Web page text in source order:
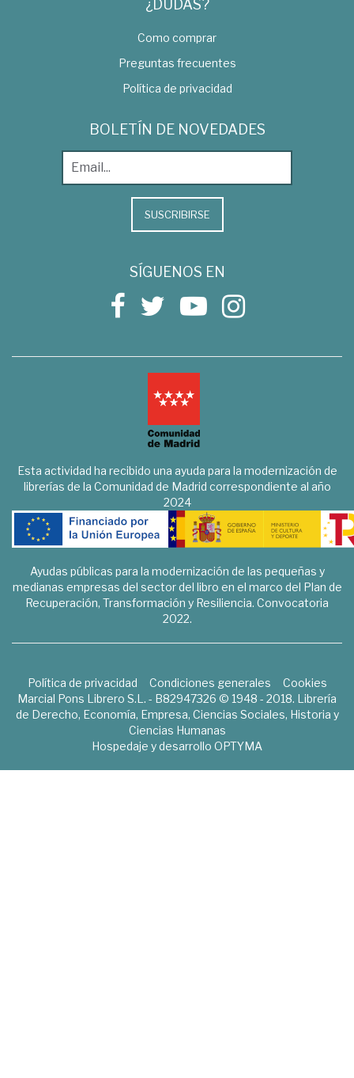
¿DUDAS?
Como comprar
Preguntas frecuentes
Política de privacidad
BOLETÍN DE NOVEDADES
SUSCRIBIRSE
SÍGUENOS EN
Esta actividad ha recibido una ayuda para la modernización de
librerías de la Comunidad de Madrid correspondiente al año
2024
Ayudas públicas para la modernización de las pequeñas y
medianas empresas del sector del libro en el marco del Plan de
Recuperación, Transformación y Resiliencia. Convocatoria
2022.
Política de privacidad Condiciones generales
Cookies
Marcial Pons Librero S.L. - B82947326 © 1948 - 2018. Librería
de Derecho, Economía, Empresa, Ciencias Sociales, Historia y
Ciencias Humanas
Hospedaje y desarrollo OPTYMA